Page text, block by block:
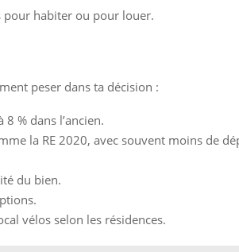
pour habiter ou pour louer.
peser dans ta décision :
% dans l’ancien.
la RE 2020, avec souvent moins de
du bien.
vélos selon les résidences.